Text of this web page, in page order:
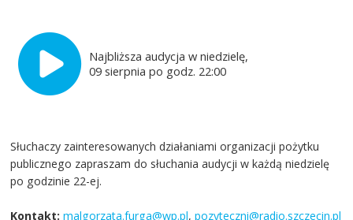
Najbliższa audycja w niedzielę,
09 sierpnia po godz. 22:00
Słuchaczy zainteresowanych działaniami organizacji pożytku
publicznego zapraszam do słuchania audycji w każdą niedzielę
po godzinie 22-ej.
Kontakt: malgorzata.furga@wp.pl,pozyteczni@radio.szczecin.pl